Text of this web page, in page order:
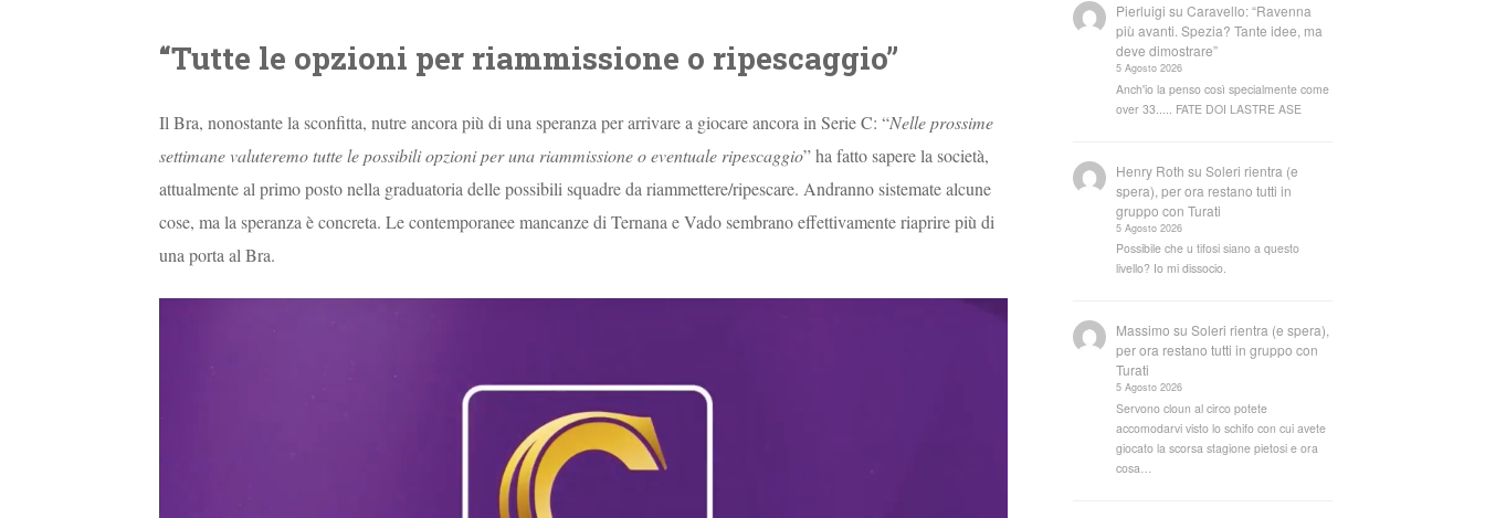
“Tutte le opzioni per riammissione o ripescaggio”
Il Bra, nonostante la sconfitta, nutre ancora più di una speranza per arrivare a giocare ancora in Serie C: “Nelle prossime
settimane valuteremo tutte le possibili opzioni per una riammissione o eventuale ripescaggio” ha fatto sapere la società,
attualmente al primo posto nella graduatoria delle possibili squadre da riammettere/ripescare. Andranno sistemate alcune
cose, ma la speranza è concreta. Le contemporanee mancanze di Ternana e Vado sembrano effettivamente riaprire più di
una porta al Bra.
Pierluigi suCaravello: “Ravenna
più avanti. Spezia? Tante idee, ma
deve dimostrare”
5 Agosto 2026
Anch'io la penso così specialmente come
over 33..... FATE DOI LASTRE ASE
Henry Roth suSoleri rientra (e
spera), per ora restano tutti in
gruppo con Turati
5 Agosto 2026
Possibile che u tifosi siano a questo
livello? Io mi dissocio.
Massimo suSoleri rientra (e spera),
per ora restano tutti in gruppo con
Turati
5 Agosto 2026
Servono cloun al circo potete
accomodarvi visto lo schifo con cui avete
giocato la scorsa stagione pietosi e ora
cosa…